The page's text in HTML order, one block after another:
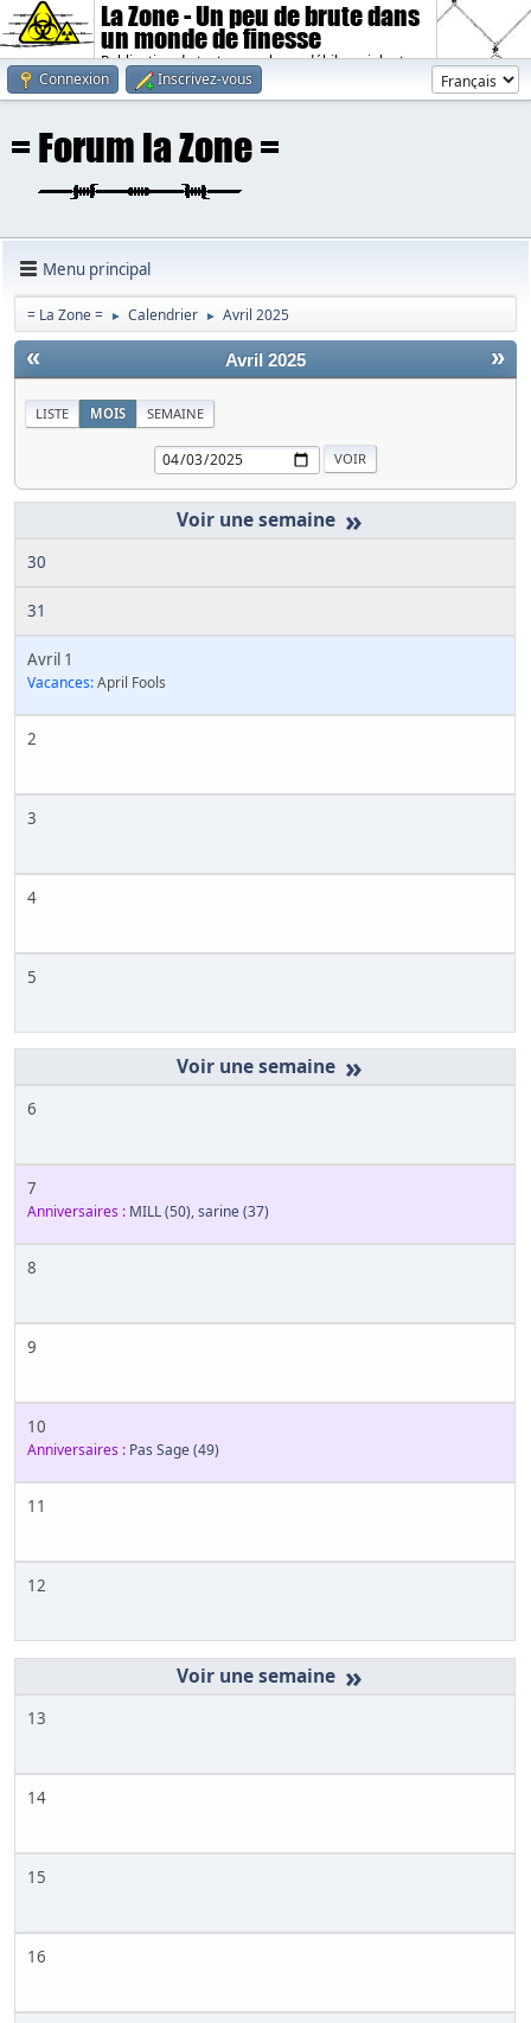
La Zone - Un peu de brute dans
un monde de finesse
Publication de textes sombres, débiles, violents.
Connexion
Inscrivez-vous
Menu principal
= La Zone = ► Calendrier ► Avril 2025
« »
Avril 2025
LISTE MOIS SEMAINE
»
30
31
Avril 1
Vacances:April Fools
2
3
4
5
»
6
7
Anniversaires : MILL(50),sarine(37)
8
9
10
Anniversaires : Pas Sage(49)
11
12
»
13
14
15
16